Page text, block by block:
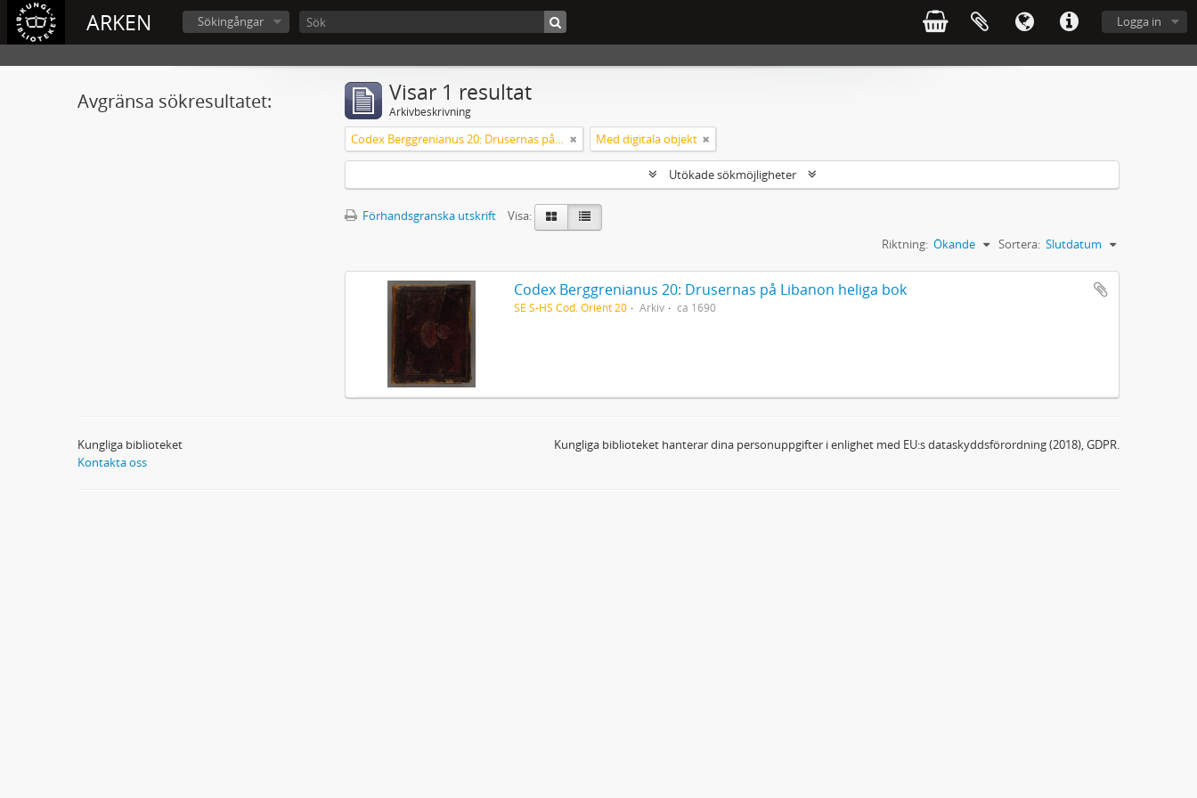
ARKEN Logga in
Sökingångar
Avgränsa sökresultatet: Visar 1 resultat
Arkivbeskrivning
Codex Berggrenianus 20: Drusernas på Libanon heliga bok Med digitala objekt
Utökade sökmöjligheter
Förhandsgranska utskrift
Visa:
Sortera: Slutdatum
Riktning: Ökande
Codex Berggrenianus 20: Drusernas på Libanon heliga bok
SE S-HS Cod. Orient 20 Arkiv ca 1690
Kungliga biblioteket
Kontakta oss
Kungliga biblioteket hanterar dina personuppgifter i enlighet med EU:s dataskyddsförordning (2018), GDPR.